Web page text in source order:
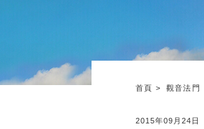
首頁 觀音法門
2015年09月24日